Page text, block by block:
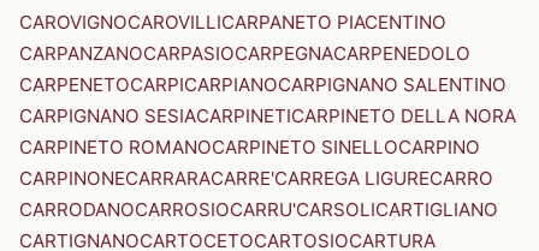
CAROVIGNOCAROVILLICARPANETO PIACENTINO
CARPANZANOCARPASIOCARPEGNACARPENEDOLO
CARPENETOCARPICARPIANOCARPIGNANO SALENTINO
CARPIGNANO SESIACARPINETICARPINETO DELLA NORA
CARPINETO ROMANOCARPINETO SINELLOCARPINO
CARPINONECARRARACARRE'CARREGA LIGURECARRO
CARRODANOCARROSIOCARRU'CARSOLICARTIGLIANO
CARTIGNANOCARTOCETOCARTOSIOCARTURA